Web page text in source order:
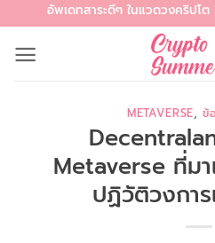
content
อัพเดทสาระดีๆ ในแวดวงคริปโ
METAVERSE,ข้
Metaverse ที่ม
ปฏิวัติวงการ